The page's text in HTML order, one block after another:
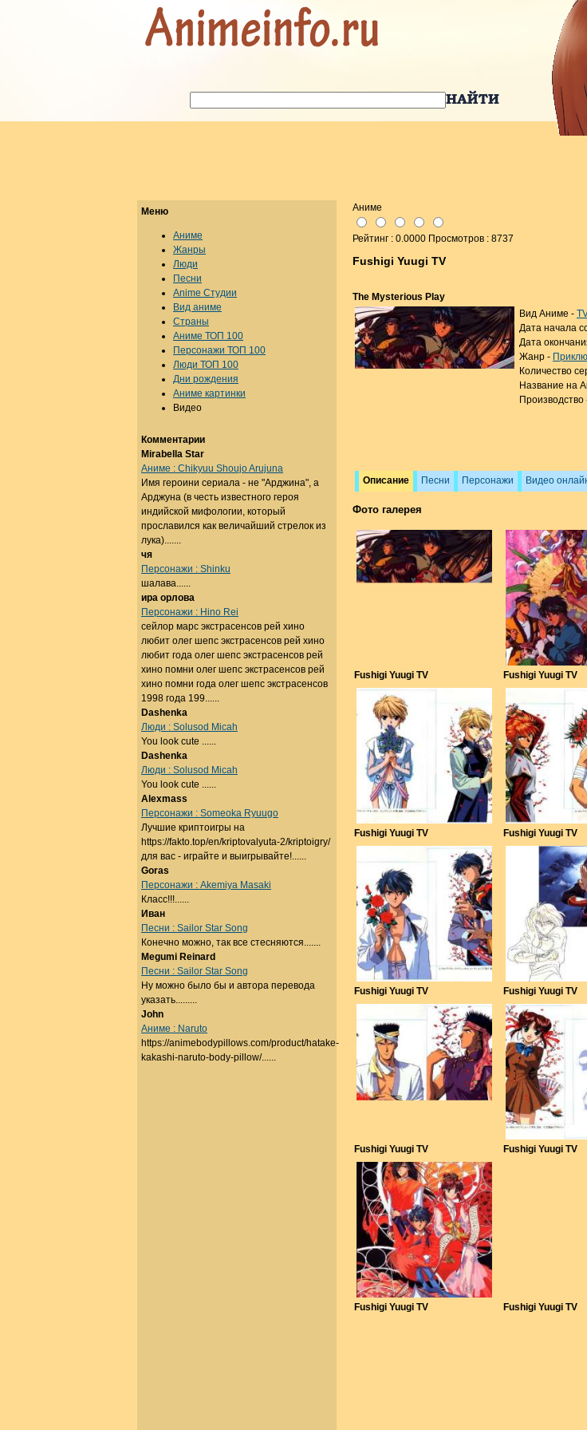
Аниме
Рейтинг : 0.0000 Просмотров : 8737
Fushigi Yuugi TV
The Mysterious Play
Вид Аниме -
Дата начала
Дата
Жанр -
Количество
Название на
Производство
Описание Песни Персонажи Видео
Фото галерея
Fushigi Yuugi TV Fushigi Yuugi TV
Fushigi Yuugi TV Fushigi Yuugi TV
Fushigi Yuugi TV Fushigi Yuugi TV
Fushigi Yuugi TV Fushigi Yuugi TV
Fushigi Yuugi TV Fushigi Yuugi TV
Меню
Аниме
Жанры
Люди
Песни
Anime Студии
Вид аниме
Страны
Аниме ТОП 100
Персонажи ТОП 100
Люди ТОП 100
Дни рождения
Аниме картинки
Видео
Комментарии
Mirabella Star
Аниме : Chikyuu Shoujo Arujuna
Имя героини сериала - не "Арджина", а
Арджуна (в честь известного героя
индийской мифологии, который
прославился как величайший стрелок из
лука).......
чя
Персонажи : Shinku
шалава......
ира орлова
Персонажи : Hino Rei
сейлор марс экстрасенсов рей хино
любит олег шепс экстрасенсов рей хино
любит года олег шепс экстрасенсов рей
хино помни олег шепс экстрасенсов рей
хино помни года олег шепс экстрасенсов
1998 года 199......
Dashenka
Люди : Solusod Micah
You look cute ......
Dashenka
Люди : Solusod Micah
You look cute ......
Alexmass
Персонажи : Someoka Ryuugo
Лучшие криптоигры на
https://fakto.top/en/kriptovalyuta-2/kriptoigry/
для вас - играйте и выигрывайте!......
Goras
Персонажи : Akemiya Masaki
Класс!!!......
Иван
Песни : Sailor Star Song
Конечно можно, так все стесняются.......
Megumi Reinard
Песни : Sailor Star Song
Ну можно было бы и автора перевода
указать.........
John
Аниме : Naruto
https://animebodypillows.com/product/hatake-
kakashi-naruto-body-pillow/......